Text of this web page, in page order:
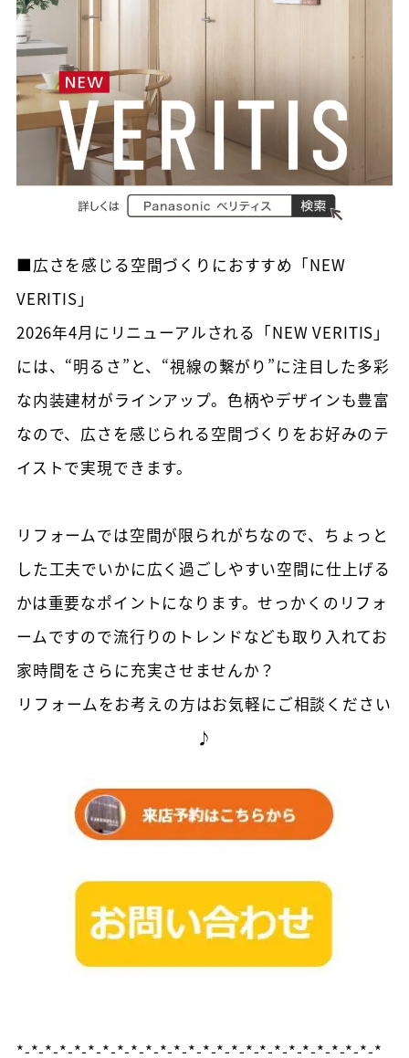
■広さを感じる空間づくりにおすすめ「NEW
VERITIS」
2026年4月にリニューアルされる「NEW VERITIS」
には、“明るさ”と、“視線の繋がり”に注目した多彩
な内装建材がラインアップ。色柄やデザインも豊富
なので、広さを感じられる空間づくりをお好みのテ
イストで実現できます。
リフォームでは空間が限られがちなので、ちょっと
した工夫でいかに広く過ごしやすい空間に仕上げる
かは重要なポイントになります。せっかくのリフォ
ームですので流行りのトレンドなども取り入れてお
家時間をさらに充実させませんか？
リフォームをお考えの方はお気軽にご相談ください
♪
*-*-*-*-*-*-*-*-*-*-*-*-*-*-*-*-*-*-*-*-*-*-*-*-*-*